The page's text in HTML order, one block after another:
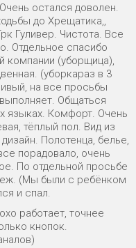
остался доволен.
до Хрещатика,,
Гуливер. Чистота. Все
Отдельное спасибо
компании (уборщица),
(уборкараз в 3
на все просьбы
Общаться
языках. Комфорт. Очень
тёплый пол. Вид из
Полотенца, белье,
порадовало, очень
По отдельной просьбе
(Мы были с ребёнком
и спал.
работает, точнее
кнопок.